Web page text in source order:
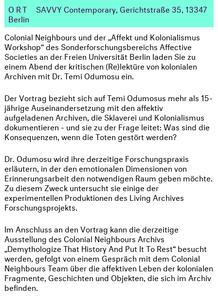
ORT
SAVVY Contemporary, Gerichtstraße 35, 13347
Berlin
Colonial Neighbours und der „Affekt und Kolonialismus
Workshop“ des Sonderforschungsbereichs Affective
Societies an der Freien Universität Berlin laden Sie zu
einem Abend der kritischen (Re)lektüre von kolonialen
Archiven mit Dr. Temi Odumosu ein.
Der Vortrag bezieht sich auf Temi Odumosus mehr als 15-
jährige Auseinandersetzung mit den affektiv
aufgeladenen Archiven, die Sklaverei und Kolonialismus
dokumentieren - und sie zu der Frage leitet: Was sind die
Konsequenzen, wenn die Toten gestört werden?
Dr. Odumosu wird ihre derzeitige Forschungspraxis
erläutern, in der den emotionalen Dimensionen von
Erinnerungsarbeit den notwendigen Raum geben möchte.
Zu diesem Zweck untersucht sie einige der
experimentellen Produktionen des Living Archives
Forschungsprojekts.
Im Anschluss an den Vortrag kann die derzeitige
Ausstellung des Colonial Neighbours Archivs
„Demythologize That History And Put It To Rest“ besucht
werden, gefolgt von einem Gespräch mit dem Colonial
Neighbours Team über die affektiven Leben der kolonialen
Fragmente, Geschichten und Objekten, die sich im Archiv
befinden.